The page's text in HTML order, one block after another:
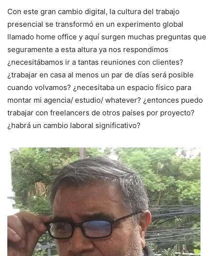
Con este gran cambio digital, la cultura del trabajo
presencial se transformó en un experimento global
llamado home office y aquí surgen muchas preguntas que
seguramente a esta altura ya nos respondimos
¿necesitábamos ir a tantas reuniones con clientes?
¿trabajar en casa al menos un par de días será posible
cuando volvamos? ¿necesitaba un espacio físico para
montar mi agencia/ estudio/ whatever? ¿entonces puedo
trabajar con freelancers de otros países por proyecto?
¿habrá un cambio laboral significativo?